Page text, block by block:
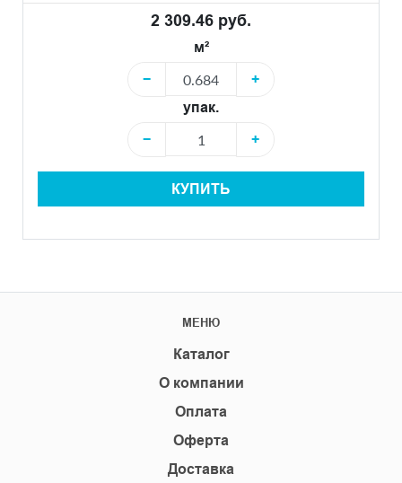
2 309.46 руб.
м²
−
+
упак.
−
+
КУПИТЬ
МЕНЮ
Каталог
О компании
Оплата
Оферта
Доставка